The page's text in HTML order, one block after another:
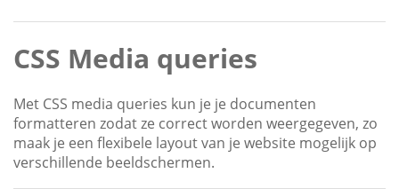
CSS Media queries
Met CSS media queries kun je je documenten
formatteren zodat ze correct worden weergegeven, zo
maak je een flexibele layout van je website mogelijk op
verschillende beeldschermen.